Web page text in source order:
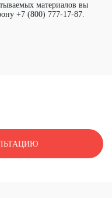
материалов вы
+7 (800) 777-17-87.